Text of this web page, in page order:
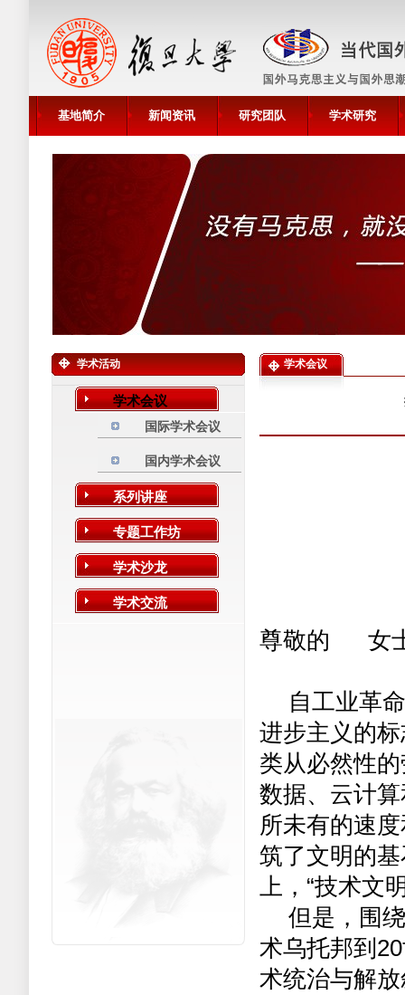
基地简介 新闻资讯 研究团队 学术研究
学术活动
学术会议
国际学术会议
国内学术会议
系列讲座
专题工作坊
学术沙龙
学术交流
学术会议
尊敬的 女
自工业革
进步主义的
类从必然性
数据、云计
所未有的速
筑了文明的
上，“技术文
但是，围
术乌托邦到 20
术统治与解